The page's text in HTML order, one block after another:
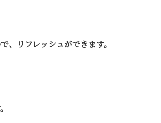
、リフレッシュができます。